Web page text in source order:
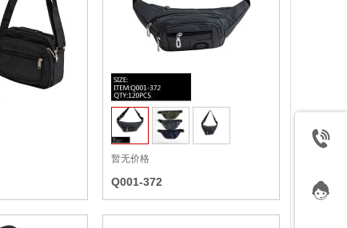
收藏
暂无价格
Q001-372